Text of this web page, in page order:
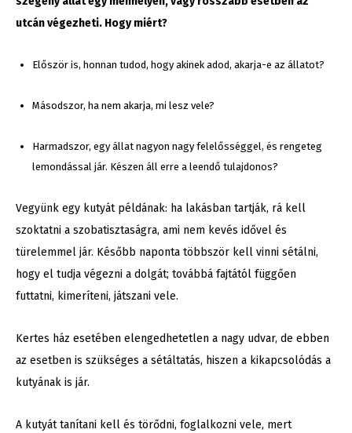
utcán végezheti. Hogy miért?
Először is, honnan tudod, hogy akinek adod, akarja-e az állatot?
Másodszor, ha nem akarja, mi lesz vele?
Harmadszor, egy állat nagyon nagy felelősséggel, és rengeteg
lemondással jár. Készen áll erre a leendő tulajdonos?
Vegyünk egy kutyát példának: ha lakásban tartják, rá kell
szoktatni a szobatisztaságra, ami nem kevés idővel és
türelemmel jár. Később naponta többször kell vinni sétálni,
hogy el tudja végezni a dolgát; továbbá fajtától függően
futtatni, kimeríteni, játszani vele.
Kertes ház esetében elengedhetetlen a nagy udvar, de ebben
az esetben is szükséges a sétáltatás, hiszen a kikapcsolódás a
kutyának is jár.
A kutyát tanítani kell és törődni, foglalkozni vele, mert